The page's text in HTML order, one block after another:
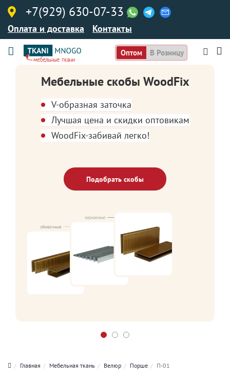
+7(929) 630-07-33
Оплата и доставка Контакты
Оптом В Розницу
Мебельные скобы WoodFix
V-образная заточка
Лучшая цена и скидки оптовикам
WoodFix-забивай легко!
Подобрать скобы
Главная Мебельная ткань Велюр Порше П-01